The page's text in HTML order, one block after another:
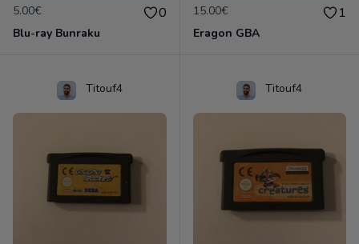
5.00€ 0
Blu-ray Bunraku
15.00€ 1
Eragon GBA
Titouf4 Titouf4